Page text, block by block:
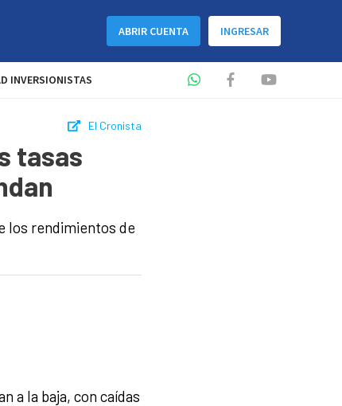
INGRESAR
ABRIR CUENTA
INVERSIONISTAS
El Cronista
tasas
los rendimientos de
a la baja, con caídas